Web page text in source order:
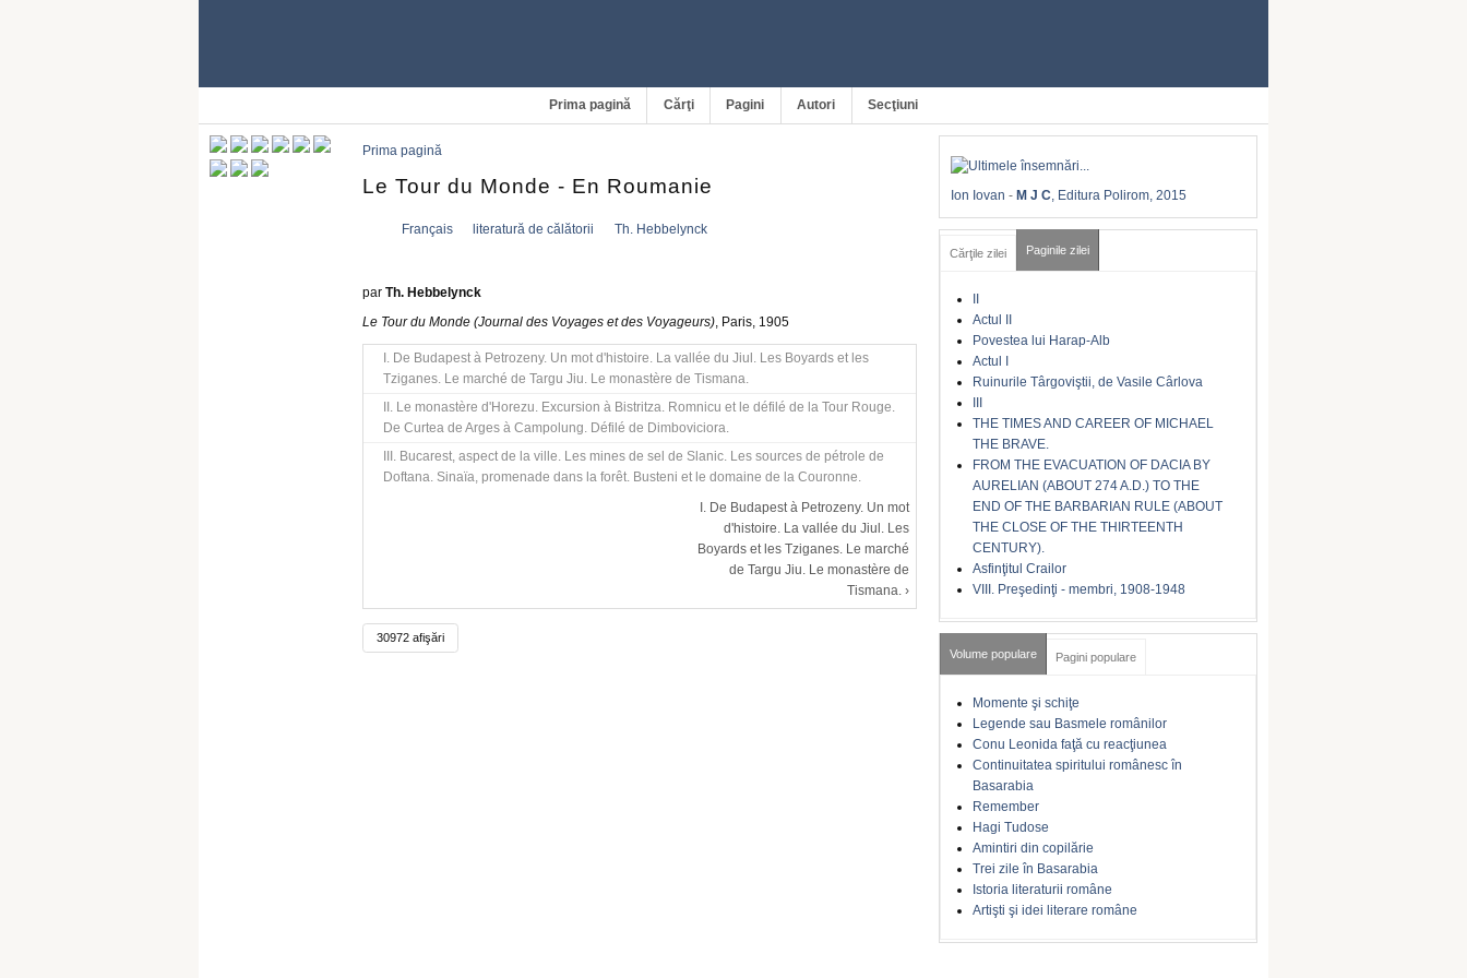
Prima pagină Cărţi Pagini Autori Secţiuni
Prima pagină
Le Tour du Monde - En Roumanie
Français literatură de călătorii Th. Hebbelynck
par Th. Hebbelynck
Le Tour du Monde (Journal des Voyages et des Voyageurs), Paris, 1905
I. De Budapest à Petrozeny. Un mot d'histoire. La vallée du Jiul. Les Boyards et les
Tziganes. Le marché de Targu Jiu. Le monastère de Tismana.
II. Le monastère d'Horezu. Excursion à Bistritza. Romnicu et le défilé de la Tour Rouge.
De Curtea de Arges à Campolung. Défilé de Dimboviciora.
III. Bucarest, aspect de la ville. Les mines de sel de Slanic. Les sources de pétrole de
Doftana. Sinaïa, promenade dans la forêt. Busteni et le domaine de la Couronne.
I. De Budapest à Petrozeny. Un mot
d'histoire. La vallée du Jiul. Les
Boyards et les Tziganes. Le marché
de Targu Jiu. Le monastère de
Tismana. ›
30972 afişări
Ion Iovan - M J C, Editura Polirom, 2015
Cărţile zilei Paginile zilei
Actul II
Povestea lui Harap-Alb
Actul I
Ruinurile Târgoviştii, de Vasile Cârlova
THE TIMES AND CAREER OF MICHAEL
THE BRAVE.
FROM THE EVACUATION OF DACIA BY
AURELIAN (ABOUT 274 A.D.) TO THE
END OF THE BARBARIAN RULE (ABOUT
THE CLOSE OF THE THIRTEENTH
CENTURY).
Asfinţitul Crailor
VIII. Preşedinţi - membri, 1908-1948
Volume populare Pagini populare
Momente şi schiţe
Legende sau Basmele românilor
Conu Leonida faţă cu reacţiunea
Continuitatea spiritului românesc în
Basarabia
Remember
Hagi Tudose
Amintiri din copilărie
Trei zile în Basarabia
Istoria literaturii române
Artişti şi idei literare române